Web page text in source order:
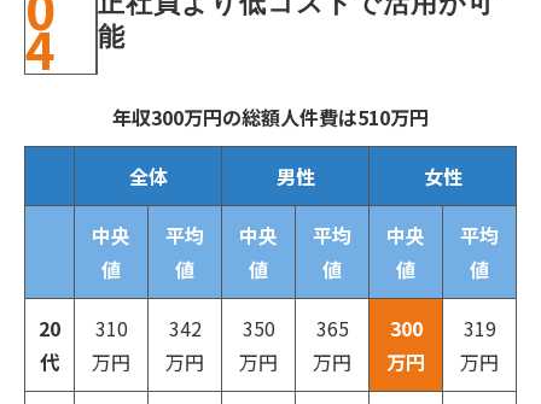
4
能
年収300万円の総額人件費は510万円
全体 男性 女性
中央
値
平均
値
中央
値
平均
値
中央
値
平均
値
20
代
310
万円
342
万円
350
万円
365
万円
300
万円
319
万円